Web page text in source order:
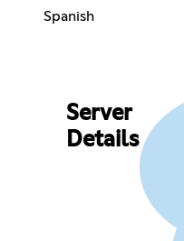
Spanish
Server
Details